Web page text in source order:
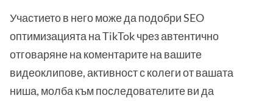
Участието в него може да подобри SEO
оптимизацията на TikTok чрез автентично
отговаряне на коментарите на вашите
видеоклипове, активност с колеги от вашата
ниша, молба към последователите ви да